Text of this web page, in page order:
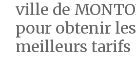
ville de
pour obtenir les
meilleurs tarifs